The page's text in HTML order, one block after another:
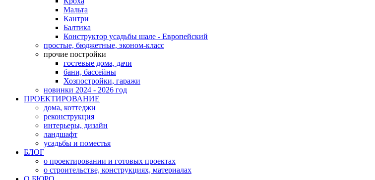
Мальта
Кантри
Балтика
Конструктор усадьбы шале - Европейский
простые, бюджетные, эконом-класс
прочие постройки
гостевые дома, дачи
бани, бассейны
Хозпостройки, гаражи
новинки 2024 - 2026 год
ПРОЕКТИРОВАНИЕ
дома, коттеджи
реконструкция
интерьеры, дизайн
ландшафт
усадьбы и поместья
БЛОГ
о проектировании и готовых проектах
о строительстве, конструкциях, материалах